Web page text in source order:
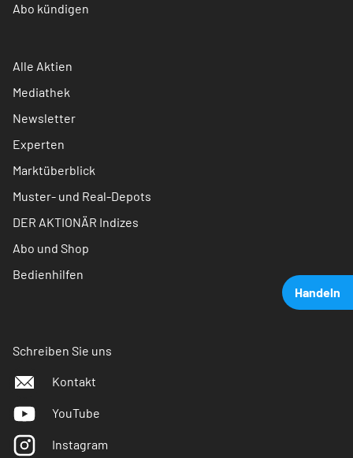
Handeln
Abo kündigen
Alle Aktien
Mediathek
Newsletter
Experten
Marktüberblick
Muster- und Real-Depots
DER AKTIONÄR Indizes
Abo und Shop
Bedienhilfen
Schreiben Sie uns
Kontakt
YouTube
Instagram